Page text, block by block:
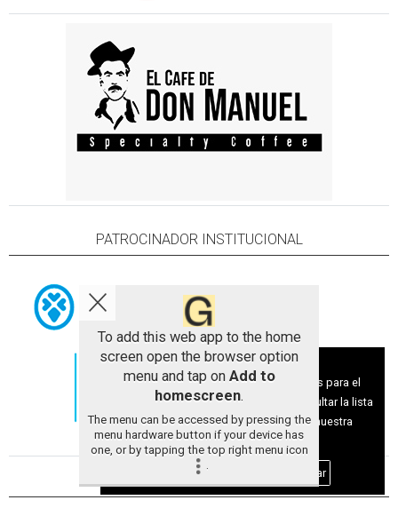
PATROCINADOR INSTITUCIONAL
PATROCINIO EMPRESARIAL
To add this web app to the home
screen open the browser option
menu and tap on Add to
homescreen.
The menu can be accessed by pressing the
menu hardware button if your device has
one, or by tapping the top right menu icon
.
Aviso sobre el Uso de cookies:
Utilizamos cookies nuestras y de terceros para el
funcionamiento del digital. Puedes consultar la lista
de cookies y como desconectarlas. Ver nuestra
Política de Privacidad y Cookies
Aceptar Cookies Personalizar